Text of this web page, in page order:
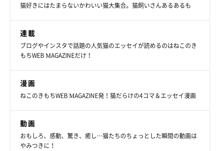
猫好きにはたまらないかわいい猫大集合。猫飼いさんあるあるも
連載
ブログやインスタで話題の人気猫のエッセイが読めるのはねこのき
もちWEB MAGAZINEだけ！
漫画
ねこのきもちWEB MAGAZINE発！猫だらけの4コマ＆エッセイ漫画
動画
おもしろ、感動、驚き、癒し…猫たちのちょっとした瞬間の動画は
やみつきに！